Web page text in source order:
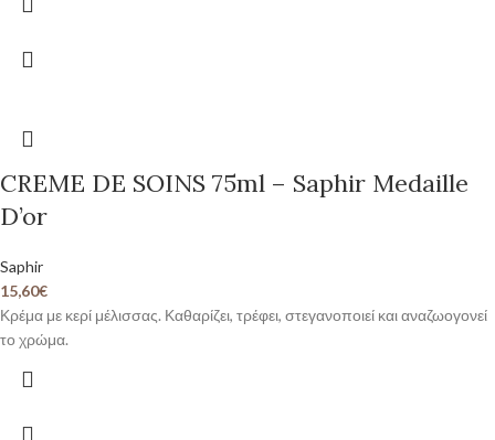
CREME DE SOINS 75ml – Saphir Medaille
D’or
Saphir
15,60€
Κρέμα με κερί μέλισσας. Καθαρίζει, τρέφει, στεγανοποιεί και αναζωογονεί
το χρώμα.